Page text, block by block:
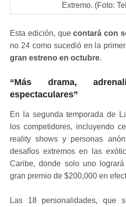
Extremo. (Foto:
Esta edición, quecontará con
no 24 como sucedió en la
gran estreno en octubre.
“Más drama,
espectaculares”
En la segunda temporada de
los competidores, incluyendo
reality shows y personas
desafíos extremos en las
Caribe, donde solo uno
gran premio de $200,000 en
Las 18 personalidades, que